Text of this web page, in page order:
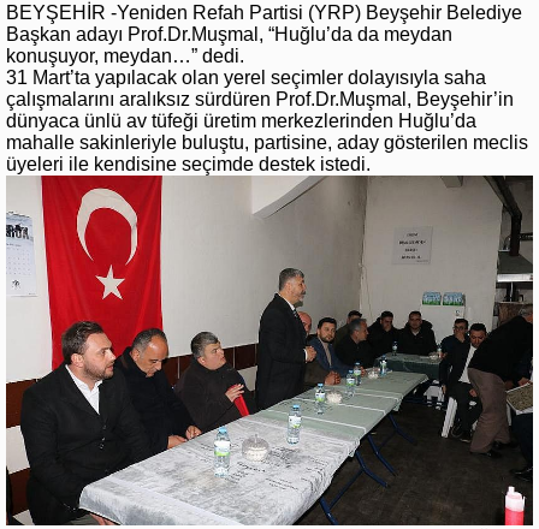
BEYŞEHİR -Yeniden Refah Partisi (YRP) Beyşehir Belediye
Başkan adayı Prof.Dr.Muşmal, “Huğlu’da da meydan
konuşuyor, meydan…” dedi.
31 Mart’ta yapılacak olan yerel seçimler dolayısıyla saha
çalışmalarını aralıksız sürdüren Prof.Dr.Muşmal, Beyşehir’in
dünyaca ünlü av tüfeği üretim merkezlerinden Huğlu’da
mahalle sakinleriyle buluştu, partisine, aday gösterilen meclis
üyeleri ile kendisine seçimde destek istedi.